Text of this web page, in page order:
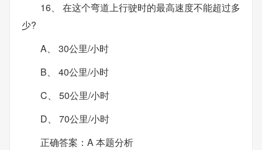
16、 在这个弯道上行驶时的最高速度不能超过多
少?
A、 30公里/小时
B、 40公里/小时
C、 50公里/小时
D、 70公里/小时
正确答案：A 本题分析